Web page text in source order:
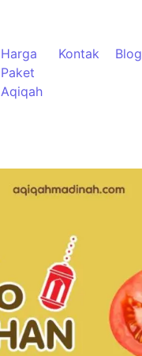
Harga
Paket
Aqiqah
Kontak Blog